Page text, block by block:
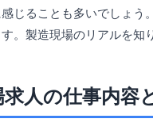
じることも多いでしょ
。製造現場のリアルを知
人の仕事内容